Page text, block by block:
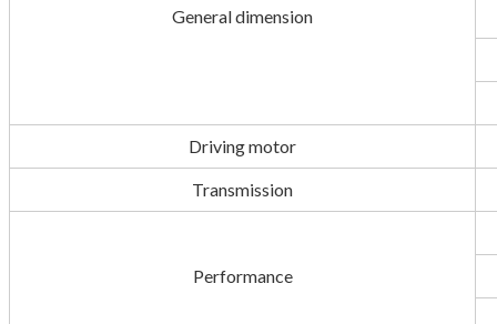
General dimension
Driving motor
Transmission
Performance